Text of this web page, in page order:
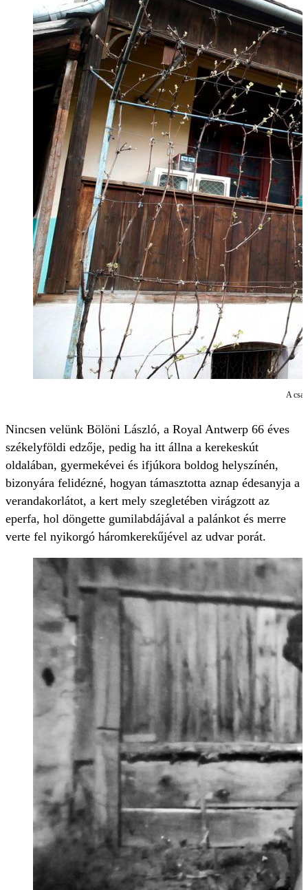
A
Nincsen velünk Bölöni László, a Royal Antwerp 66 éves
székelyföldi edzője, pedig ha itt állna a kerekeskút
oldalában, gyermekévei és ifjúkora boldog helyszínén,
bizonyára felidézné, hogyan támasztotta aznap édesanyja a
verandakorlátot, a kert mely szegletében virágzott az
eperfa, hol döngette gumilabdájával a palánkot és merre
verte fel nyikorgó háromkerekűjével az udvar porát.